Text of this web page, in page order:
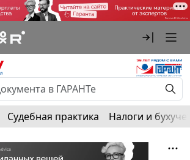
Судебная практика Налоги и